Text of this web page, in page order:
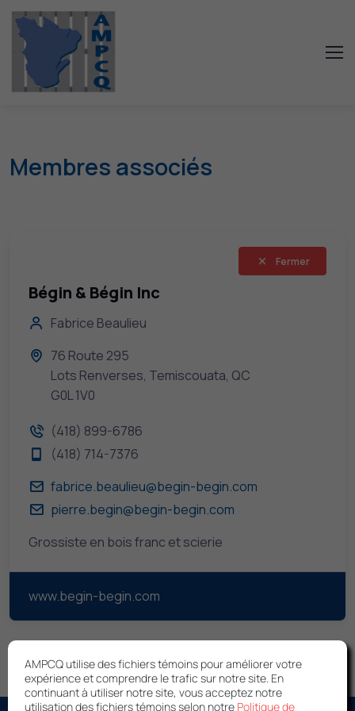
Membres associés
Fermer
Bégin & Bégin Inc
Fabrice Beaulieu
76 Route 295
Lots Renverses, Temiscouata, QC
G0L 1V0
(418) 899-6786
(418) 714-7376
fabrice.beaulieu@begin-begin.com
pierre.begin@begin-begin.com
Grossiste en bois franc et scierie
www.begin-begin.com
AMPCQ utilise des fichiers témoins pour améliorer votre
expérience et comprendre le trafic sur notre site. En
continuant à utiliser notre site, vous acceptez notre
utilisation des fichiers témoins selon notre Politique de